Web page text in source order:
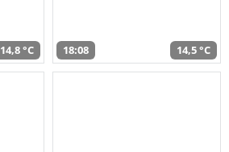
14,8 °C 18:08 14,5 °C